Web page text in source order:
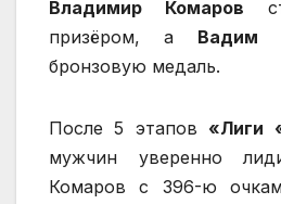
Владимир Комаров
призёром, а Вадим
бронзовую медаль.
После 5 этапов «Лиги
мужчин уверенно
Комаров с 396-ю